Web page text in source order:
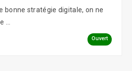
bonne stratégie digitale, on ne
Ouvert